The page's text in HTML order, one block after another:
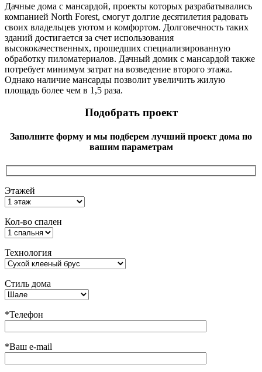
Дачные дома с мансардой, проекты которых разрабатывались
компанией North Forest, смогут долгие десятилетия радовать
своих владельцев уютом и комфортом. Долговечность таких
зданий достигается за счет использования
высококачественных, прошедших специализированную
обработку пиломатериалов. Дачный домик с мансардой также
потребует минимум затрат на возведение второго этажа.
Однако наличие мансарды позволит увеличить жилую
площадь более чем в 1,5 раза.
Подобрать проект
Заполните форму и мы подберем лучший проект дома по
вашим параметрам
Этажей
Кол-во спален
Технология
Стиль дома
*Телефон
*Ваш e-mail